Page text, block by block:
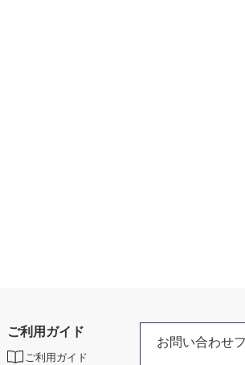
ご利用ガイド
ご利用ガイド
お問い合わせ